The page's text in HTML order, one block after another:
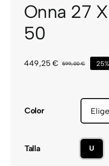
Onna 27
50
599,00€El
449,25€
El
Color
Talla U